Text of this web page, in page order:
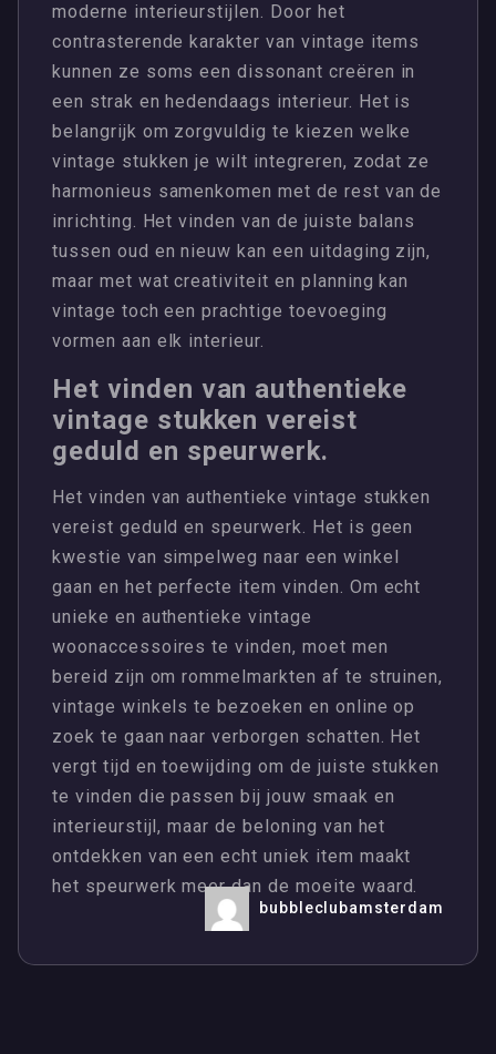
moderne interieurstijlen. Door het
contrasterende karakter van vintage items
kunnen ze soms een dissonant creëren in
een strak en hedendaags interieur. Het is
belangrijk om zorgvuldig te kiezen welke
vintage stukken je wilt integreren, zodat ze
harmonieus samenkomen met de rest van de
inrichting. Het vinden van de juiste balans
tussen oud en nieuw kan een uitdaging zijn,
maar met wat creativiteit en planning kan
vintage toch een prachtige toevoeging
vormen aan elk interieur.
Het vinden van authentieke
vintage stukken vereist
geduld en speurwerk.
Het vinden van authentieke vintage stukken
vereist geduld en speurwerk. Het is geen
kwestie van simpelweg naar een winkel
gaan en het perfecte item vinden. Om echt
unieke en authentieke vintage
woonaccessoires te vinden, moet men
bereid zijn om rommelmarkten af te struinen,
vintage winkels te bezoeken en online op
zoek te gaan naar verborgen schatten. Het
vergt tijd en toewijding om de juiste stukken
te vinden die passen bij jouw smaak en
interieurstijl, maar de beloning van het
ontdekken van een echt uniek item maakt
het speurwerk meer dan de moeite waard.
bubbleclubamsterdam